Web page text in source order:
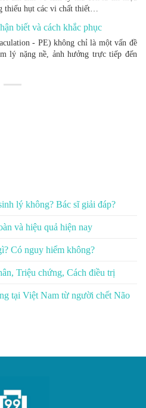
thiếu hụt các vi chất thiết…
biết và cách khắc phục
- PE) không chỉ là một vấn đề
lý nặng nề, ảnh hưởng trực tiếp đến
lý không? Bác sĩ giải đáp?
và hiệu quả hiện nay
Có nguy hiểm không?
Triệu chứng, Cách điều trị
tại Việt Nam từ người chết Não